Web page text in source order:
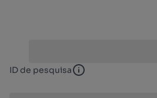
ID de pesquisa ID de pesquisa